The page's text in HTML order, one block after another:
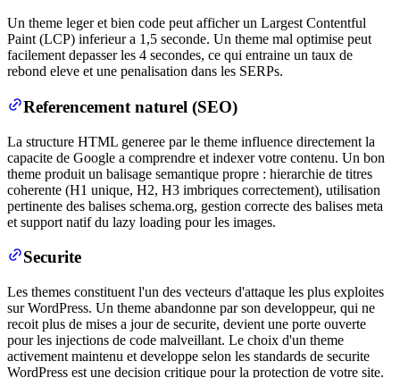
Un theme leger et bien code peut afficher un Largest Contentful
Paint (LCP) inferieur a 1,5 seconde. Un theme mal optimise peut
facilement depasser les 4 secondes, ce qui entraine un taux de
rebond eleve et une penalisation dans les SERPs.
Referencement naturel (SEO)
La structure HTML generee par le theme influence directement la
capacite de Google a comprendre et indexer votre contenu. Un bon
theme produit un balisage semantique propre : hierarchie de titres
coherente (H1 unique, H2, H3 imbriques correctement), utilisation
pertinente des balises schema.org, gestion correcte des balises meta
et support natif du lazy loading pour les images.
Securite
Les themes constituent l'un des vecteurs d'attaque les plus exploites
sur WordPress. Un theme abandonne par son developpeur, qui ne
recoit plus de mises a jour de securite, devient une porte ouverte
pour les injections de code malveillant. Le choix d'un theme
activement maintenu et developpe selon les standards de securite
WordPress est une decision critique pour la protection de votre site.